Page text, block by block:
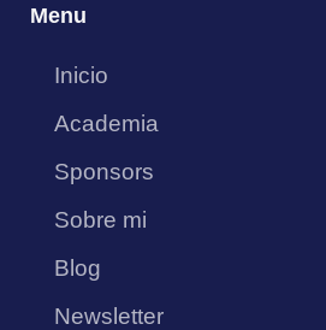
Menu
Inicio
Academia
Sponsors
Sobre mi
Blog
Newsletter